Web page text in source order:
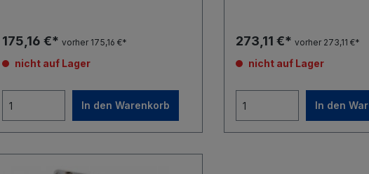
dBi (5 GHz), 9 dBi (2,4 GHz) bis zu 8
virtuelle SSID pro Funkkarte
Bandsteering Client Isolation
Befestigungssystem für Mastmontagen
kostenfreier Controller verfügbar
Abmessungen: 380 x 100 x 35 max.
Leistungsaufnahme: 12 W
(802.3af/at)
175,16 €* vorher 175,16 €*
nicht auf Lager
In den Warenkorb
Ausgangsleistung bis zu 8 virtuelle SSID
pro Funkkarte Bandsteering Client
Isolation Schutzklasse IP - 67 stabiles
kostenfreier Controller
Abmessungen: 198 x 198 x 50,5
Leistungsaufnahme: 16 W
Spannungsversorgung über
273,11 €* vorher 273,11 €*
nicht auf Lager
In den